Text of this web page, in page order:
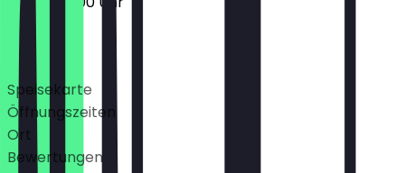
Deals
Speisekarte
Öffnungszeiten
Ort
Bewertungen